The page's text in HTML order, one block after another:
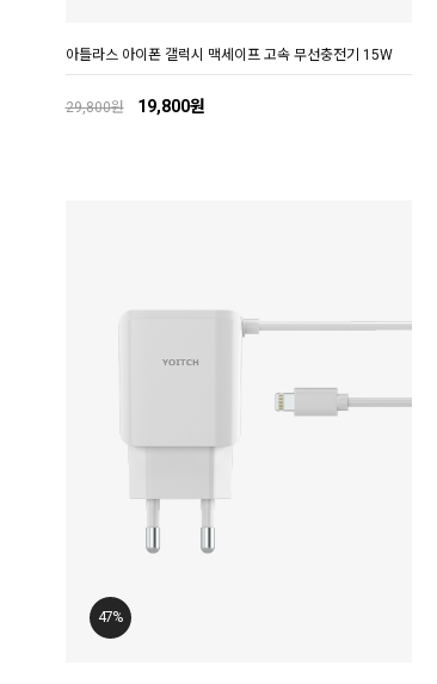
아틀라스 아이폰 갤럭시 맥세이프 고속 무선충전기 15W
29,800원 19,800원
47%